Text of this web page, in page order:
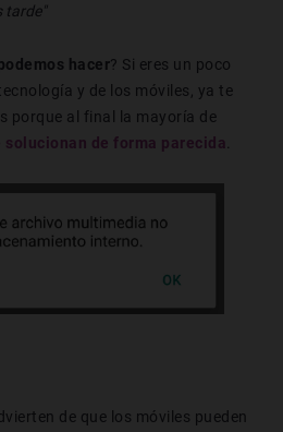
tarde"
hacer? Si eres un poco
y de los móviles, ya te
porque al final la mayoría de
solucionan de forma parecida
de que los móviles pueden